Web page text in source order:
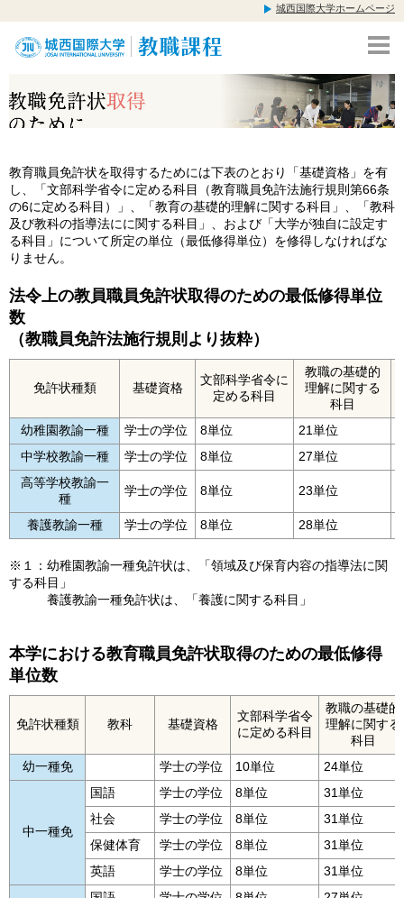
城西国際大学ホームページ
教育職員免許状を取得するためには下表のとおり「基礎資格」を有
し、「文部科学省令に定める科目（教育職員免許法施行規則第66条
の6に定める科目）」、「教育の基礎的理解に関する科目」、「教科
及び教科の指導法にに関する科目」、および「大学が独自に設定す
る科目」について所定の単位（最低修得単位）を修得しなければな
りません。
法令上の教員職員免許状取得のための最低修得単位
数
（教職員免許法施行規則より抜粋）
免許状種類 基礎資格
文部科学省令に
定める科目
教職の基礎的
理解に関する
科目
幼稚園教諭一種
学士の学位 8単位 21単位
中学校教諭一種
学士の学位 8単位 27単位
高等学校教諭一
種
学士の学位 8単位 23単位
養護教諭一種 学士の学位 8単位 28単位
※１：幼稚園教諭一種免許状は、「領域及び保育内容の指導法に関
する科目」
養護教諭一種免許状は、「養護に関する科目」
本学における教育職員免許状取得のための最低修得
単位数
免許状種類 教科 基礎資格
文部科学省令
に定める科目
教職の基礎的
理解に関する
科目
幼一種免
学士の学位 10単位 24単位
中一種免
国語 学士の学位 8単位
31単位
社会
学士の学位 8単位
31単位
保健体育
学士の学位 8単位
31単位
英語
学士の学位 8単位 31単位